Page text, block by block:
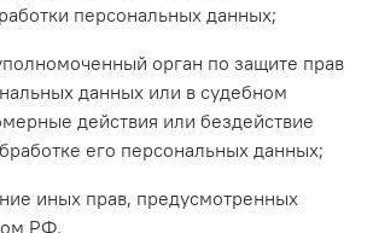
персональных данных;
орган по защите прав
данных или в судебном
действия или бездействие
его персональных данных;
иных прав, предусмотренных
РФ.